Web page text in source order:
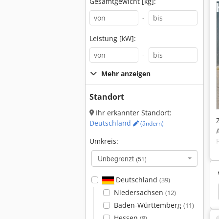
-
Leistung [kW]:
-
Mehr anzeigen
Standort
Ihr erkannter Standort:
Deutschland
(ändern)
Umkreis:
Unbegrenzt (51)
Deutschland (39)
Niedersachsen (12)
Baden-Württemberg (11)
John Deere 1030 John Deere 1020